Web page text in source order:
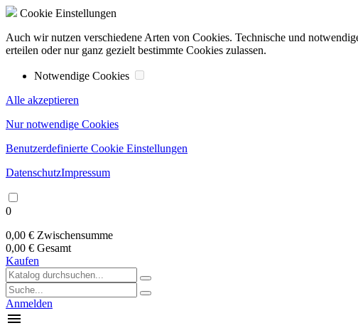
Cookie Einstellungen
Auch wir nutzen verschiedene Arten von Cookies. Technische und
erteilen oder nur ganz gezielt bestimmte Cookies zulassen.
Notwendige Cookies
Alle akzeptieren
Nur notwendige Cookies
Benutzerdefinierte Cookie Einstellungen
DatenschutzImpressum
0
0,00 € Zwischensumme
0,00 € Gesamt
Kaufen
Anmelden
